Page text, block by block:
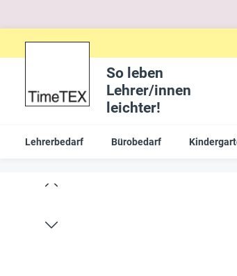
So leben
Lehrer/innen
leichter!
Lehrerbedarf Bürobedarf